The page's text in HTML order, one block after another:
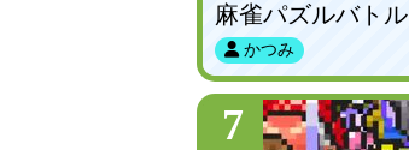
麻雀パズルバトル
かつみ
7